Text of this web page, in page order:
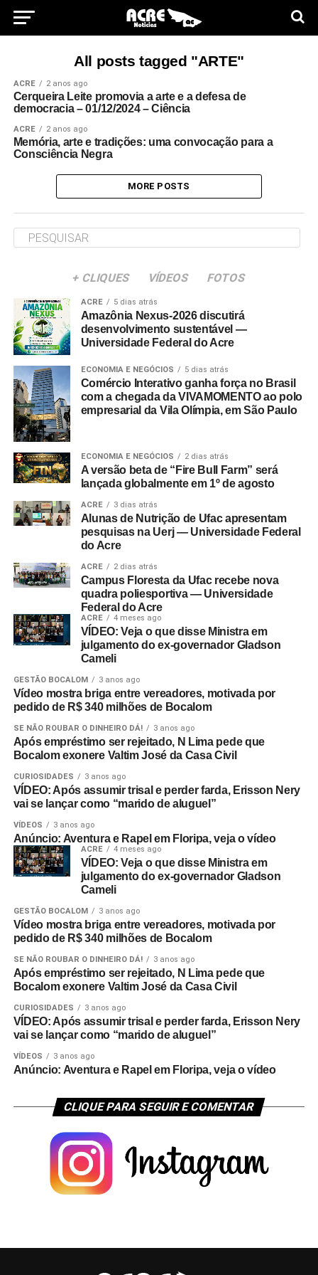
All posts tagged "ARTE"
ACRE 2 anos ago
Cerqueira Leite promovia a arte e a defesa de
democracia – 01/12/2024 – Ciência
ACRE 2 anos ago
Memória, arte e tradições: uma convocação para a
Consciência Negra
MORE POSTS
+ CLIQUES VÍDEOS FOTOS
ACRE 5 dias atrás
Amazônia Nexus-2026 discutirá
desenvolvimento sustentável —
Universidade Federal do Acre
ECONOMIA E NEGÓCIOS 5 dias atrás
Comércio Interativo ganha força no Brasil
com a chegada da VIVAMOMENTO ao polo
empresarial da Vila Olímpia, em São Paulo
ECONOMIA E NEGÓCIOS 2 dias atrás
A versão beta de “Fire Bull Farm” será
lançada globalmente em 1º de agosto
ACRE 3 dias atrás
Alunas de Nutrição de Ufac apresentam
pesquisas na Uerj — Universidade Federal
do Acre
ACRE 2 dias atrás
Campus Floresta da Ufac recebe nova
quadra poliesportiva — Universidade
Federal do Acre
ACRE 4 meses ago
VÍDEO: Veja o que disse Ministra em
julgamento do ex-governador Gladson
Cameli
GESTÃO BOCALOM 3 anos ago
Vídeo mostra briga entre vereadores, motivada por
pedido de R$ 340 milhões de Bocalom
SE NÃO ROUBAR O DINHEIRO DÁ! 3 anos ago
Após empréstimo ser rejeitado, N Lima pede que
Bocalom exonere Valtim José da Casa Civil
CURIOSIDADES 3 anos ago
VÍDEO: Após assumir trisal e perder farda, Erisson Nery
vai se lançar como “marido de aluguel”
VÍDEOS 3 anos ago
Anúncio: Aventura e Rapel em Floripa, veja o vídeo
ACRE 4 meses ago
VÍDEO: Veja o que disse Ministra em
julgamento do ex-governador Gladson
Cameli
GESTÃO BOCALOM 3 anos ago
Vídeo mostra briga entre vereadores, motivada por
pedido de R$ 340 milhões de Bocalom
SE NÃO ROUBAR O DINHEIRO DÁ! 3 anos ago
Após empréstimo ser rejeitado, N Lima pede que
Bocalom exonere Valtim José da Casa Civil
CURIOSIDADES 3 anos ago
VÍDEO: Após assumir trisal e perder farda, Erisson Nery
vai se lançar como “marido de aluguel”
VÍDEOS 3 anos ago
Anúncio: Aventura e Rapel em Floripa, veja o vídeo
CLIQUE PARA SEGUIR E COMENTAR